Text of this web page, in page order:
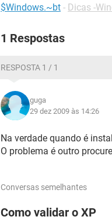
$Windows.~bt - Dicas -
1 Respostas
RESPOSTA 1 / 1
guga
29 dez 2009 às 14:26
Na verdade quando é
O problema é outro
Conversas semelhantes
Como validar o XP